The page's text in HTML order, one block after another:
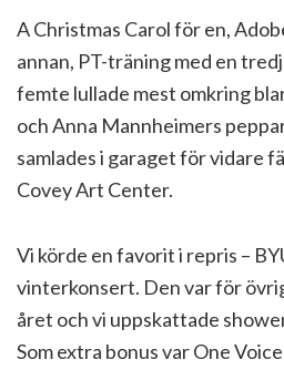
A Christmas Carol för en,
annan, PT-träning med en
femte lullade mest omkring
och Anna Mannheimers
samlades i garaget för vidare
Covey Art Center.
Vi körde en favorit i repris –
vinterkonsert. Den var för
året och vi uppskattade
Som extra bonus var One